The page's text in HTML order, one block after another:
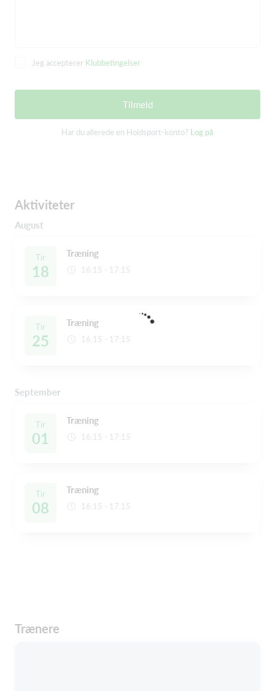
Jeg accepterer Klubbetingelser
Tilmeld
Har du allerede en Holdsport-konto? Log på
Aktiviteter
August
Tir
18
Træning
16:15 - 17:15
Tir
25
Træning
16:15 - 17:15
September
Tir
01
Træning
16:15 - 17:15
Tir
08
Træning
16:15 - 17:15
Trænere